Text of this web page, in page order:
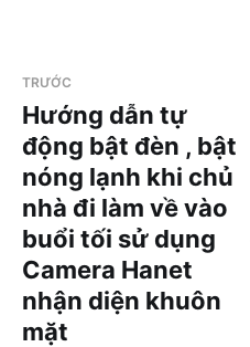
TRƯỚC
Hướng dẫn tự
động bật đèn , bật
nóng lạnh khi chủ
nhà đi làm về vào
buổi tối sử dụng
Camera Hanet
nhận diện khuôn
mặt